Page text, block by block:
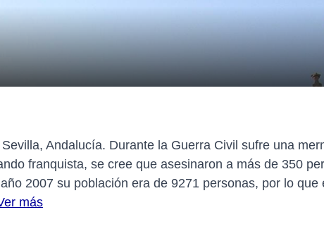
Andalucía. Durante la Guerra Civil sufre una
franquista, se cree que asesinaron a más de 350
2007 su población era de 9271 personas, por lo que
más